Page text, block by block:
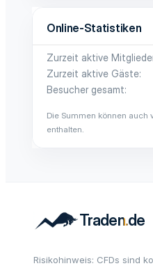
Online-Statistiken
Zurzeit aktive
Zurzeit aktive Gäste
Besucher gesamt
Die Summen können auch
enthalten.
Risikohinweis: CFDs sind